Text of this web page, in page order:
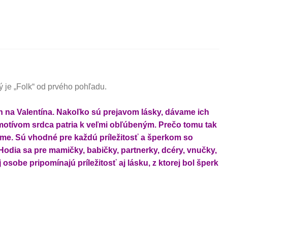
„Folk“ od prvého pohľadu.
Valentína. Nakoľko sú prejavom lásky, dávame ich
srdca patria k veľmi obľúbeným. Prečo tomu tak
Sú vhodné pre každú príležitosť a šperkom so
sa pre mamičky, babičky, partnerky, dcéry, vnučky,
pripomínajú príležitosť aj lásku, z ktorej bol šperk